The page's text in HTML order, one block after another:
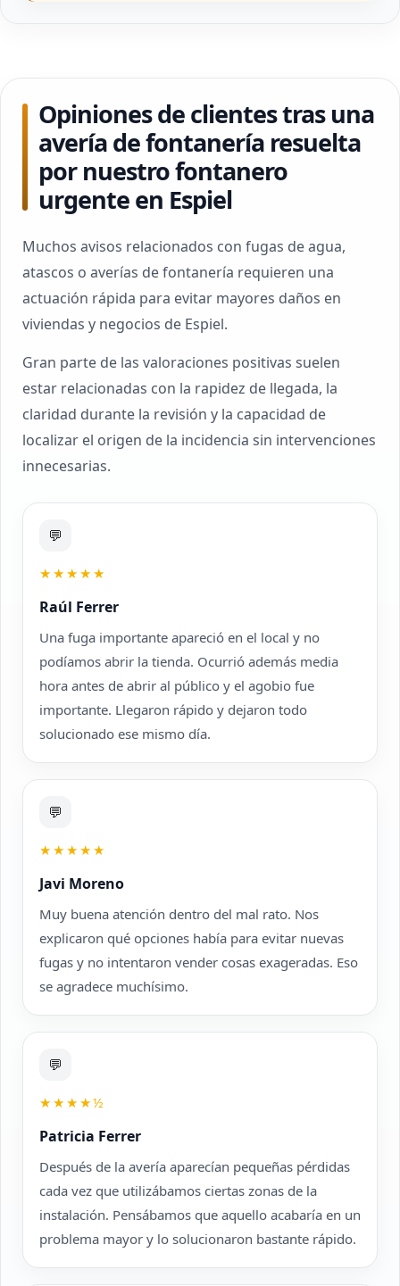
Opiniones de clientes tras una
avería de fontanería resuelta
por nuestro fontanero
urgente en Espiel
Muchos avisos relacionados con fugas de agua,
atascos o averías de fontanería requieren una
actuación rápida para evitar mayores daños en
viviendas y negocios de Espiel.
Gran parte de las valoraciones positivas suelen
estar relacionadas con la rapidez de llegada, la
claridad durante la revisión y la capacidad de
localizar el origen de la incidencia sin intervenciones
innecesarias.
💬
★★★★★
Raúl Ferrer
Una fuga importante apareció en el local y no
podíamos abrir la tienda. Ocurrió además media
hora antes de abrir al público y el agobio fue
importante. Llegaron rápido y dejaron todo
solucionado ese mismo día.
💬
★★★★★
Javi Moreno
Muy buena atención dentro del mal rato. Nos
explicaron qué opciones había para evitar nuevas
fugas y no intentaron vender cosas exageradas. Eso
se agradece muchísimo.
💬
★★★★½
Patricia Ferrer
Después de la avería aparecían pequeñas pérdidas
cada vez que utilizábamos ciertas zonas de la
instalación. Pensábamos que aquello acabaría en un
problema mayor y lo solucionaron bastante rápido.